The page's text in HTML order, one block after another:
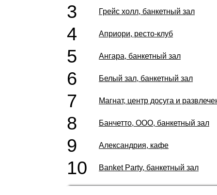
3 Грейс холл, банкетный зал
4 Априори, ресто-клуб
5 Ангара, банкетный зал
6 Белый зал, банкетный зал
7 Магнат, центр досуга и
8 Банчетто, ООО, банкетный зал
9 Александрия, кафе
10 Banket Party, банкетный зал